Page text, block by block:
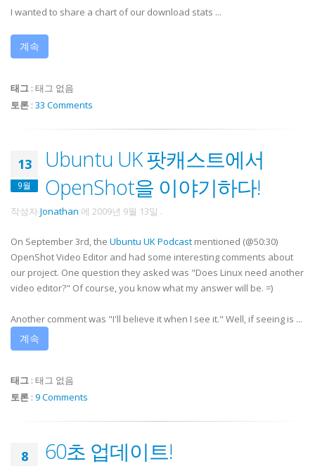
I wanted to share a chart of our download stats ...
계속
태그 : 태그 없음
토론 : 33 Comments
13
9월
Ubuntu UK 팟캐스트에서
OpenShot을 이야기하다!
작성자Jonathan 에 2009년 9월 13일 .
On September 3rd, the Ubuntu UK Podcast mentioned (@50:30)
OpenShot Video Editor and had some interesting comments about
our project. One question they asked was "Does Linux need another
video editor?" Of course, you know what my answer will be. =)
Another comment was "I'll believe it when I see it." Well, if seeing is ...
계속
태그 : 태그 없음
토론 : 9 Comments
8 60초 업데이트!